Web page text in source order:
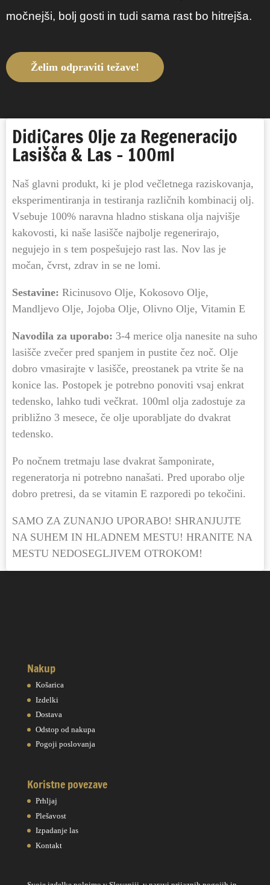
močnejši, bolj gosti in tudi sama rast bo hitrejša.
Želim odpraviti težave!
DidiCares Olje za Regeneracijo
Lasišča & Las – 100ml
Naš glavni produkt, ki je plod večletnega raziskovanja,
eksperimentiranja in testiranja različnih kombinacij olj.
Vsebuje 100% naravna hladno stiskana olja najvišje
kakovosti, ki naše lasišče najbolje regenerirajo,
negujejo in s tem pospešujejo rast las. Nov las je
močan, čvrst, zdrav in se ne lomi.
Sestavine: Ricinusovo Olje, Kokosovo Olje,
Mandljevo Olje, Jojoba Olje, Olivno Olje, Vitamin E
Navodila za uporabo: 3-4 merice olja nanesite na suho
lasišče zvečer pred spanjem in pustite čez noč. Olje
dobro vmasirajte v lasišče, preostanek pa vtrite še na
konice las. Postopek je potrebno ponoviti vsaj enkrat
tedensko, lahko tudi večkrat. 100ml olja zadostuje za
približno 3 mesece, če olje uporabljate do dvakrat
tedensko.
Po nočnem tretmaju lase dvakrat šamponirate,
regeneratorja ni potrebno nanašati. Pred uporabo olje
dobro pretresi, da se vitamin E razporedi po tekočini.
SAMO ZA ZUNANJO UPORABO! SHRANJUJTE
NA SUHEM IN HLADNEM MESTU! HRANITE NA
MESTU NEDOSEGLJIVEM OTROKOM!
Nakup
Košarica
Izdelki
Dostava
Odstop od nakupa
Pogoji poslovanja
Koristne povezave
Prhljaj
Plešavost
Izpadanje las
Kontakt